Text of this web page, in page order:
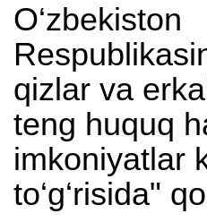
O‘zbekiston
qizlar va
teng huquq
imkoniyatlar
to‘g‘risida"